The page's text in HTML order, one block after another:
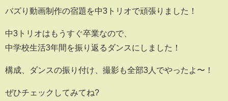
バズり動画制作の宿題を中3トリオで頑張りました！
中3トリオはもうすぐ卒業なので、
中学校生活3年間を振り返るダンスにしました！
構成、ダンスの振り付け、撮影も全部3人でやったよ〜！
ぜひチェックしてみてね?